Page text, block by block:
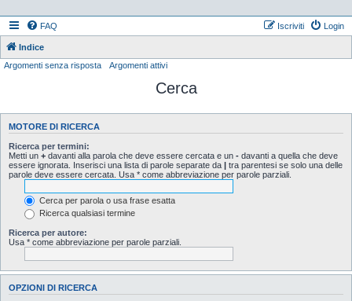
FAQ Login
Iscriviti
Indice
Argomenti senza risposta
Argomenti attivi
Cerca
MOTORE DI RICERCA
Ricerca per termini:
Metti un + davanti alla parola che deve essere cercata e un - davanti a quella che deve
essere ignorata. Inserisci una lista di parole separate da | tra parentesi se solo una delle
parole deve essere cercata. Usa * come abbreviazione per parole parziali.
Cerca per parola o usa frase esatta
Ricerca qualsiasi termine
Ricerca per autore:
Usa * come abbreviazione per parole parziali.
OPZIONI DI RICERCA